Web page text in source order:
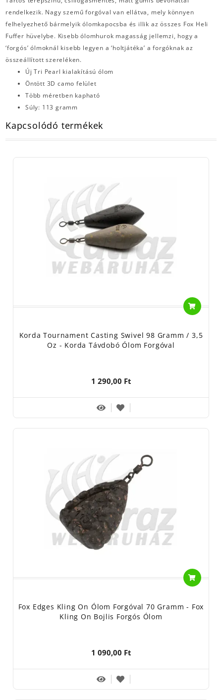
rendelkezik. Nagy szemű forgóval van ellátva, mely könnyen
felhelyezhető bármelyik ólomkapocsba és illik az összes Fox Heli
Fuffer hüvelybe. Kisebb ólomhurok magasság jellemzi, hogy a
‘forgós’ ólmoknál kisebb legyen a ‘holtjátéka’ a forgóknak az
összeállított szereléken.
Új Tri Pearl kialakítású ólom
Öntött 3D camo felület
Több méretben kapható
Súly: 113 gramm
Kapcsolódó termékek
Korda Tournament Casting Swivel 98 Gramm / 3,5
Oz - Korda Távdobó Ólom Forgóval
1 290,00 Ft
Fox Edges Kling On Ólom Forgóval 70 Gramm - Fox
Kling On Bojlis Forgós Ólom
1 090,00 Ft